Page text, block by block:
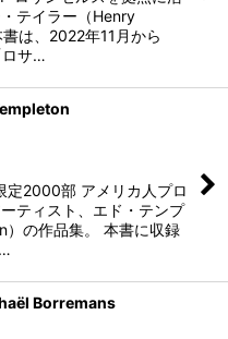
テイラー（Henry
は、2022年11月から
ロサ…
2000部 アメリカ人プロ
ティスト、エド・テンプ
）の作品集。 本書に収録
Borremans